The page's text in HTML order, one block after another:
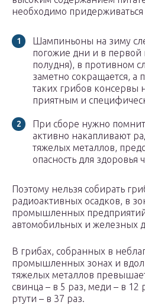
необходимо
Шампиньоны на зиму
погожие дни и в первой
полудня), в противном
заметно сокращается, а
таких грибов консервы
приятным и
При сборе нужно
активно накапливают
тяжелых металлов,
опасность для здоровья
Поэтому нельзя собирать
радиоактивных осадков, в
промышленных
автомобильных и железных
В грибах, собранных в
промышленных зонах и
тяжелых металлов
свинца – в 5 раз, меди – в 12
ртути – в 37 раз.